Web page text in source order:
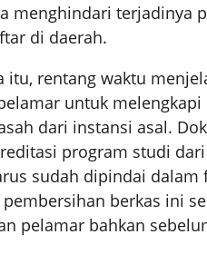
menghindari terjadinya
di daerah.
itu, rentang waktu
untuk
dari instansi asal.
program studi
sudah dipindai
pembersihan berkas ini
pelamar bahkan